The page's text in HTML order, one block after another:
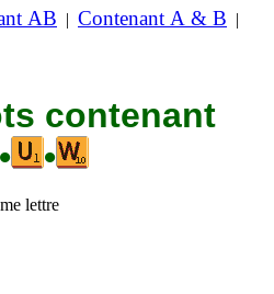
AB | Contenant A & B |
contenant
• •
lettre